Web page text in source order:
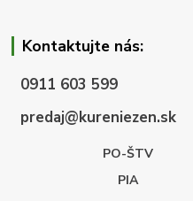
Kontaktujte nás:
0911 603 599
predaj@kureniezen.sk
PO-ŠTV
PIA